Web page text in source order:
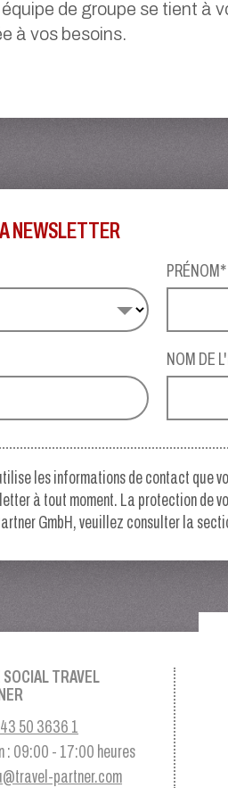
de groupe se tient à
à vos besoins.
NEWSLETTER
PRÉNOM*
NOM DE
les informations de contact que
à tout moment. La protection de
GmbH, veuillez consulter la
TRAVEL
50 3636 1
: 09:00 - 17:00 heures
partner.com